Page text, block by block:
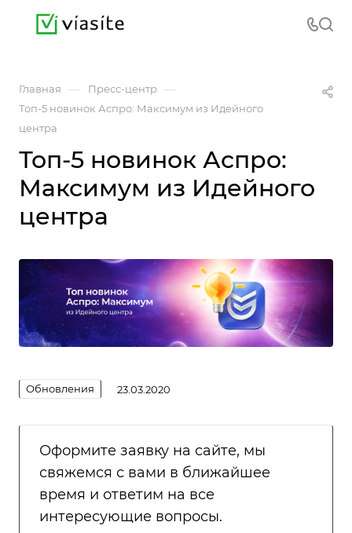
Главная — Пресс-центр —
Топ-5 новинок Аспро: Максимум из Идейного
центра
Топ-5 новинок Аспро:
Максимум из Идейного
центра
Обновления 23.03.2020
Оформите заявку на сайте, мы
свяжемся с вами в ближайшее
время и ответим на все
интересующие вопросы.